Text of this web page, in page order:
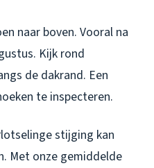
naar boven. Vooral na
Kijk rond
de dakrand. Een
te inspecteren.
stijging kan
Met onze gemiddelde